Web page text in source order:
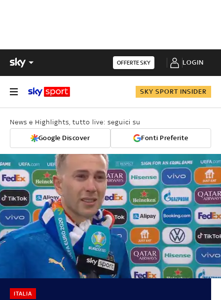
OFFERTE SKY LOGIN
SKY SPORT INSIDER
News e Highlights, tutto live: seguici su
Google Discover Fonti Preferite
ITALIA